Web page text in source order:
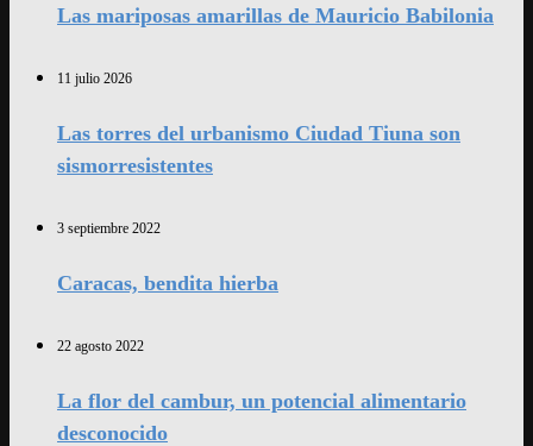
Las mariposas amarillas de Mauricio Babilonia
11 julio 2026
Las torres del urbanismo Ciudad Tiuna son
sismorresistentes
3 septiembre 2022
Caracas, bendita hierba
22 agosto 2022
La flor del cambur, un potencial alimentario
desconocido